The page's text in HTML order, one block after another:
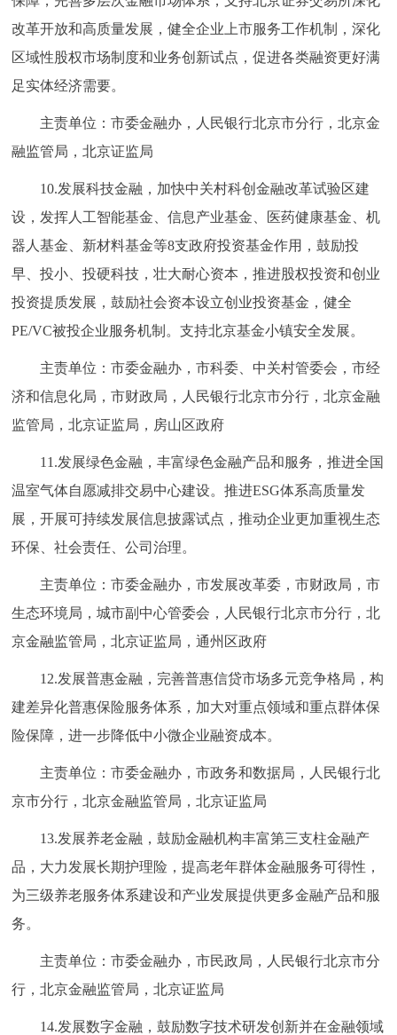
改革开放和高质量发展，健全企业上市服务工作机制，深化
区域性股权市场制度和业务创新试点，促进各类融资更好满
足实体经济需要。
主责单位：市委金融办，人民银行北京市分行，北京金
融监管局，北京证监局
10.发展科技金融，加快中关村科创金融改革试验区建
设，发挥人工智能基金、信息产业基金、医药健康基金、机
器人基金、新材料基金等8支政府投资基金作用，鼓励投
早、投小、投硬科技，壮大耐心资本，推进股权投资和创业
投资提质发展，鼓励社会资本设立创业投资基金，健全
PE/VC被投企业服务机制。支持北京基金小镇安全发展。
主责单位：市委金融办，市科委、中关村管委会，市经
济和信息化局，市财政局，人民银行北京市分行，北京金融
监管局，北京证监局，房山区政府
11.发展绿色金融，丰富绿色金融产品和服务，推进全国
温室气体自愿减排交易中心建设。推进ESG体系高质量发
展，开展可持续发展信息披露试点，推动企业更加重视生态
环保、社会责任、公司治理。
主责单位：市委金融办，市发展改革委，市财政局，市
生态环境局，城市副中心管委会，人民银行北京市分行，北
京金融监管局，北京证监局，通州区政府
12.发展普惠金融，完善普惠信贷市场多元竞争格局，构
建差异化普惠保险服务体系，加大对重点领域和重点群体保
险保障，进一步降低中小微企业融资成本。
主责单位：市委金融办，市政务和数据局，人民银行北
京市分行，北京金融监管局，北京证监局
13.发展养老金融，鼓励金融机构丰富第三支柱金融产
品，大力发展长期护理险，提高老年群体金融服务可得性，
为三级养老服务体系建设和产业发展提供更多金融产品和服
务。
主责单位：市委金融办，市民政局，人民银行北京市分
行，北京金融监管局，北京证监局
14.发展数字金融，鼓励数字技术研发创新并在金融领域